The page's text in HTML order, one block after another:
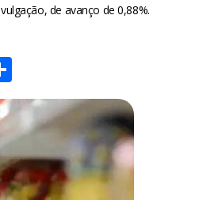
de avanço de 0,88%.